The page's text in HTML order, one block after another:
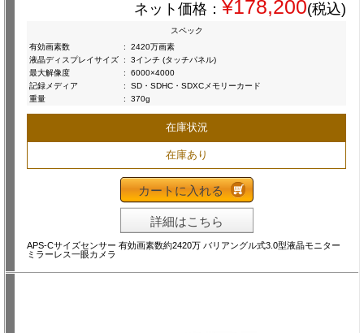
ネット価格： ¥178,200(税込)
スペック
有効画素数
:
2420万画素
液晶ディスプレイサイズ :
3インチ (タッチパネル)
最大解像度
:
6000×4000
記録メディア
:
SD・SDHC・SDXCメモリーカード
重量
: 370g
在庫状況
在庫あり
カートに入れる
詳細はこちら
APS-Cサイズセンサー 有効画素数約2420万 バリアングル式3.0型液晶モニター
ミラーレス一眼カメラ